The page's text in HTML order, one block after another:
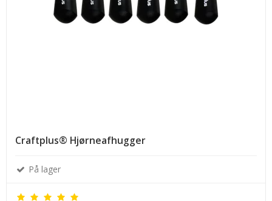
Craftplus® Hjørneafhugger
På lager